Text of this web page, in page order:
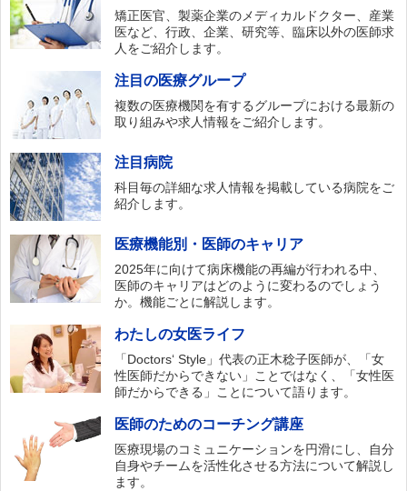
矯正医官、製薬企業のメディカルドクター、産業
医など、行政、企業、研究等、臨床以外の医師求
人をご紹介します。
注目の医療グループ
複数の医療機関を有するグループにおける最新の
取り組みや求人情報をご紹介します。
注目病院
科目毎の詳細な求人情報を掲載している病院をご
紹介します。
医療機能別・医師のキャリア
2025年に向けて病床機能の再編が行われる中、
医師のキャリアはどのように変わるのでしょう
か。機能ごとに解説します。
わたしの女医ライフ
「Doctors‘ Style」代表の正木稔子医師が、「女
性医師だからできない」ことではなく、「女性医
師だからできる」ことについて語ります。
医師のためのコーチング講座
医療現場のコミュニケーションを円滑にし、自分
自身やチームを活性化させる方法について解説し
ます。